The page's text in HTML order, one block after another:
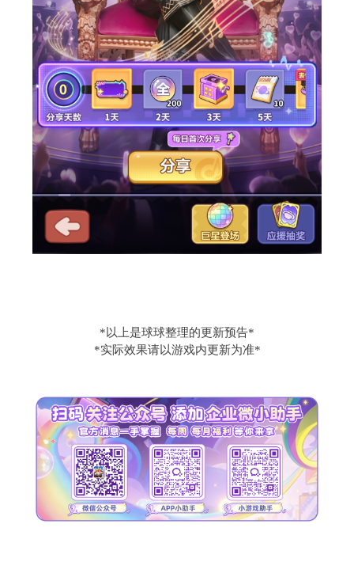
*以上是球球整理的更新预告*
*实际效果请以游戏内更新为准*